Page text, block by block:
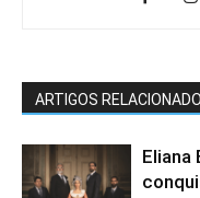
ARTIGOS
Eliana